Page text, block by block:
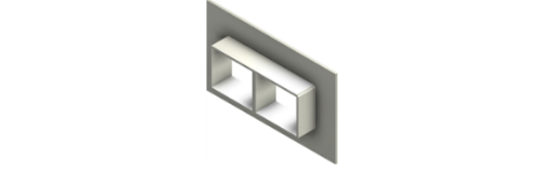
Underwriters Laboratories Inc.